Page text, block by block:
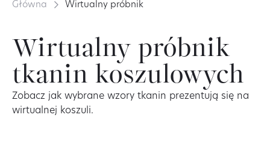
Główna Wirtualny próbnik
Wirtualny próbnik
tkanin koszulowych
Zobacz jak wybrane wzory tkanin prezentują się na
wirtualnej koszuli.